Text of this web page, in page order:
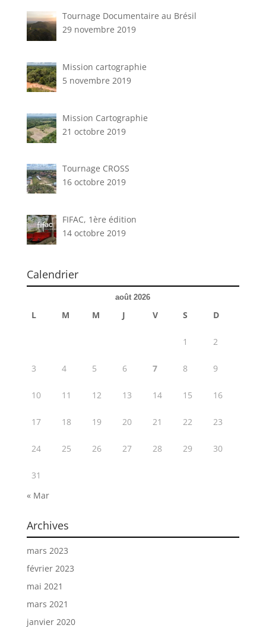
Tournage Documentaire au Brésil
29 novembre 2019
Mission cartographie
5 novembre 2019
Mission Cartographie
21 octobre 2019
Tournage CROSS
16 octobre 2019
FIFAC, 1ère édition
14 octobre 2019
Calendrier
août 2026
L M M J V S D
1 2
3 4 5 6 7 8 9
10 11 12 13 14 15 16
17 18 19 20 21 22 23
24 25 26 27 28 29 30
31
« Mar
Archives
mars 2023
février 2023
mai 2021
mars 2021
janvier 2020